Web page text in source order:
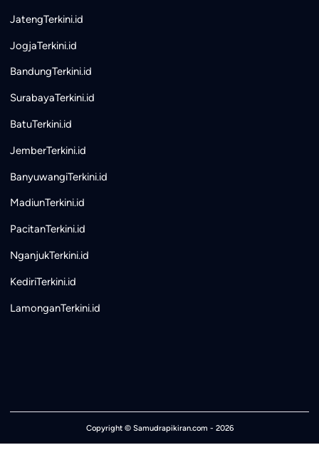
JatengTerkini.id
JogjaTerkini.id
BandungTerkini.id
SurabayaTerkini.id
BatuTerkini.id
JemberTerkini.id
BanyuwangiTerkini.id
MadiunTerkini.id
PacitanTerkini.id
NganjukTerkini.id
KediriTerkini.id
LamonganTerkini.id
Copyright © Samudrapikiran.com - 2026